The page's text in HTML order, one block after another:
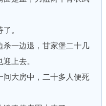
。
一边退，甘家堡二十几
上去。
大房中，二十多人便死